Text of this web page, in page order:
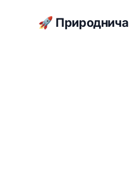
🚀 Природнича